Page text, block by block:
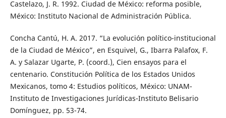
Castelazo, J. R. 1992. Ciudad de México: reforma posible,
México: Instituto Nacional de Administración Pública.
Concha Cantú, H. A. 2017. “La evolución político-institucional
de la Ciudad de México”, en Esquivel, G., Ibarra Palafox, F.
A. y Salazar Ugarte, P. (coord.), Cien ensayos para el
centenario. Constitución Política de los Estados Unidos
Mexicanos, tomo 4: Estudios políticos, México: UNAM-
Instituto de Investigaciones Jurídicas-Instituto Belisario
Domínguez, pp. 53-74.